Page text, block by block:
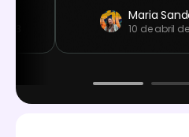
Maria
10 de abril